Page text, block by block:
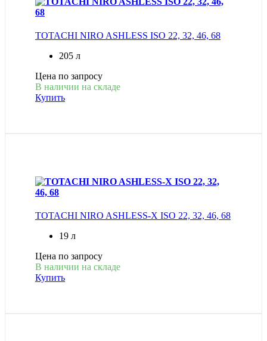
TOTACHI NIRO ASHLESS ISO 22, 32, 46, 68
205 л
Цена по запросу
В наличии на складе
Купить
TOTACHI NIRO ASHLESS-X ISO 22, 32, 46, 68
19 л
Цена по запросу
В наличии на складе
Купить